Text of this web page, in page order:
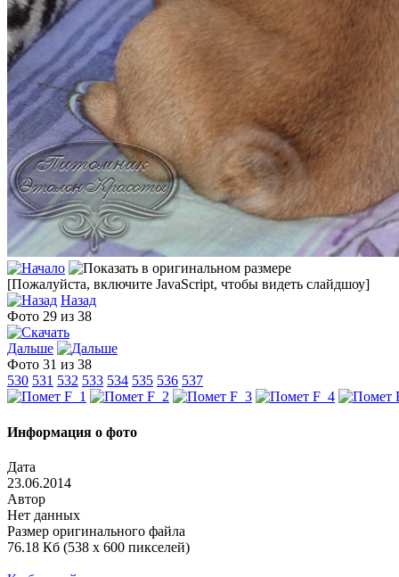
[Пожалуйста, включите JavaScript, чтобы видеть слайдшоу]
Назад
Фото 29 из 38
Дальше
Фото 31 из 38
530 531 532 533 534 535 536 537
Информация о фото
Дата
23.06.2014
Автор
Нет данных
Размер оригинального файла
76.18 Кб (538 x 600 пикселей)